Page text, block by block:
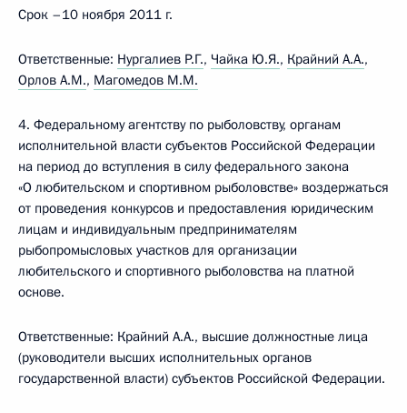
Срок –10 ноября 2011 г.
Ответственные: Нургалиев Р.Г., Чайка Ю.Я., Крайний А.А.,
Орлов A.M., Магомедов М.М.
4. Федеральному агентству по рыболовству, органам
исполнительной власти субъектов Российской Федерации
на период до вступления в силу федерального закона
«О любительском и спортивном рыболовстве» воздержаться
от проведения конкурсов и предоставления юридическим
лицам и индивидуальным предпринимателям
рыбопромысловых участков для организации
любительского и спортивного рыболовства на платной
основе.
Ответственные: Крайний А.А., высшие должностные лица
(руководители высших исполнительных органов
государственной власти) субъектов Российской Федерации.